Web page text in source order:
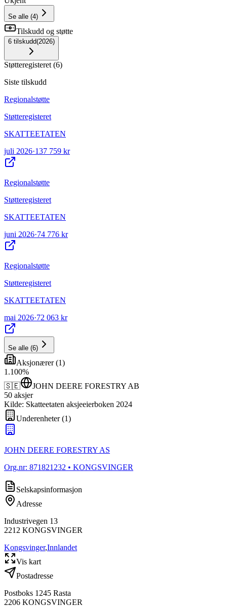
Se alle (4)
Tilskudd og støtte
6 tilskudd(2026)
Støtteregisteret (6)
Siste tilskudd
Regionalstøtte
Støtteregisteret
SKATTEETATEN
juli 2026·137 759 kr
Regionalstøtte
Støtteregisteret
SKATTEETATEN
juni 2026·74 776 kr
Regionalstøtte
Støtteregisteret
SKATTEETATEN
mai 2026·72 063 kr
Se alle (6)
Aksjonærer(1)
1 .100%
🇸🇪
JOHN DEERE FORESTRY AB
50 aksjer
Kilde: Skatteetaten aksjeeierboken 2024
Underenheter(1)
JOHN DEERE FORESTRY AS
Org.nr: 871821232 • KONGSVINGER
Selskapsinformasjon
Adresse
Industrivegen 13
2212 KONGSVINGER
Kongsvinger,Innlandet
Vis kart
Postadresse
Postboks 1245 Rasta
2206 KONGSVINGER